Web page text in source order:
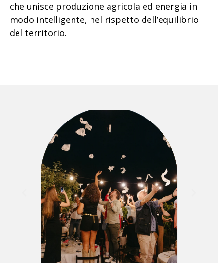
che unisce produzione agricola ed energia in
modo intelligente, nel rispetto dell’equilibrio
del territorio.